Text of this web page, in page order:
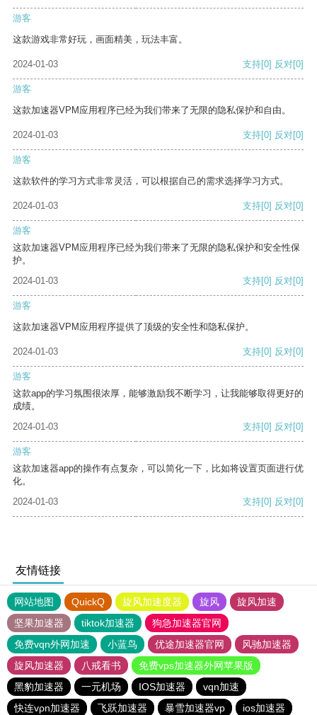
游客
这款游戏非常好玩，画面精美，玩法丰富。
2024-01-03 支持[0] 反对[0]
游客
这款加速器VPM应用程序已经为我们带来了无限的隐私保护和自由。
2024-01-03 支持[0] 反对[0]
游客
这款软件的学习方式非常灵活，可以根据自己的需求选择学习方式。
2024-01-03 支持[0] 反对[0]
游客
这款加速器VPM应用程序已经为我们带来了无限的隐私保护和安全性保
护。
2024-01-03
支持[0] 反对[0]
游客
这款加速器VPM应用程序提供了顶级的安全性和隐私保护。
2024-01-03 支持[0] 反对[0]
游客
这款app的学习氛围很浓厚，能够激励我不断学习，让我能够取得更好的
成绩。
2024-01-03
支持[0] 反对[0]
游客
这款加速器app的操作有点复杂，可以简化一下，比如将设置页面进行优
化。
2024-01-03
支持[0] 反对[0]
友情链接
网站地图 QuickQ 旋风加速度器 旋风
旋风加速
坚果加速器
tiktok加速器
狗急加速器官网
免费vqn外网加速
小蓝鸟 优途加速器官网
风驰加速器
旋风加速器
八戒看书
免费vps加速器外网苹果版
黑豹加速器
一元机场 IOS加速器
vqn加速
快连vρn加速器
飞跃加速器 暴雪加速器vp ios加速器